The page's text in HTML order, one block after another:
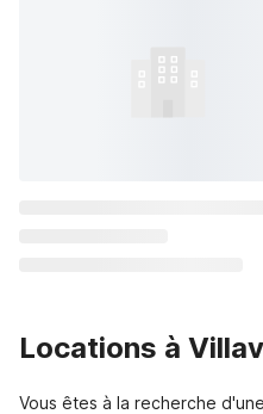
Locations à
Vous êtes à la recherche